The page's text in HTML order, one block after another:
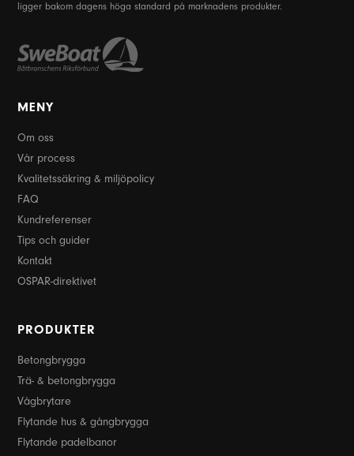
ligger bakom dagens höga standard på marknadens produkter.
MENY
Om oss
Vår process
Kvalitetssäkring & miljöpolicy
FAQ
Kundreferenser
Tips och guider
Kontakt
OSPAR-direktivet
PRODUKTER
Betongbrygga
Trä- & betongbrygga
Vågbrytare
Flytande hus & gångbrygga
Flytande padelbanor